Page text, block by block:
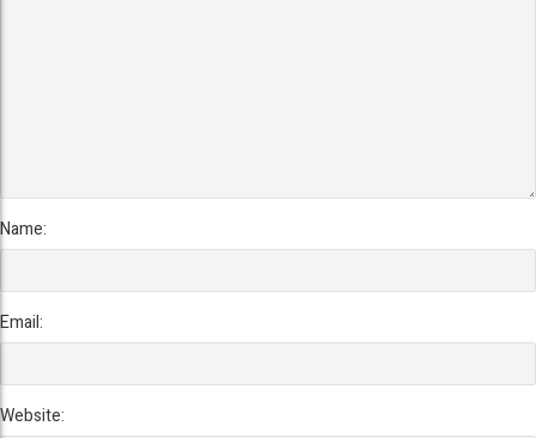
Name:
Email:
Website: